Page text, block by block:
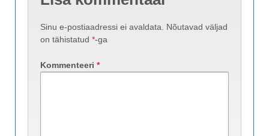
Sinu e-postiaadressi ei avaldata.
Nõutavad väljad
on tähistatud *-ga
Kommenteeri *